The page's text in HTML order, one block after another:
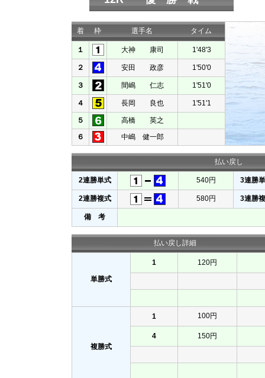
着 枠 選手名 タイム
１ 大神 康司 1'48'3
２ 安田 政彦 1'50'0
３ 間嶋 仁志 1'51'0
４ 長岡 良也 1'51'1
５
高橋 英之
６
中嶋 健一郎
払い戻し
2連勝単式 540円 3連勝
2連勝複式 580円 3連勝
備 考
払い戻し詳細
単勝式
1 120円
複勝式
1 100円
4 150円